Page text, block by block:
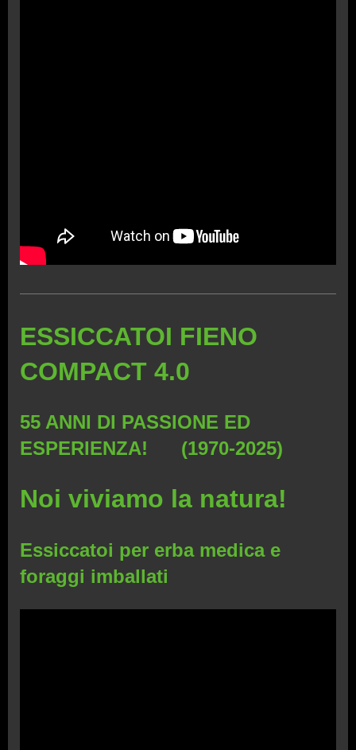
ESSICCATOI FIENO
COMPACT 4.0
55 ANNI DI PASSIONE ED
ESPERIENZA! (1970-2025)
Noi viviamo la natura!
Essiccatoi per erba medica e
foraggi imballati